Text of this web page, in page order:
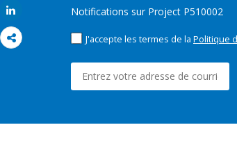
Notifications sur Project P510002
J'accepte les termes de la Politique